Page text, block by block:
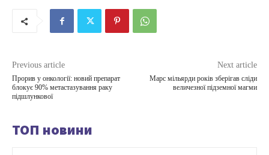
Previous article
Прорив у онкології: новий препарат
блокує 90% метастазування раку
підшлункової
Next article
Марс мільярди років зберігав сліди
величезної підземної магми
ТОП новини